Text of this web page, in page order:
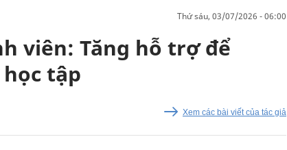
thứ sáu, 03/07/2026 - 06:00
viên: Tăng hỗ trợ để
tập
Xem các bài viết của tác giả